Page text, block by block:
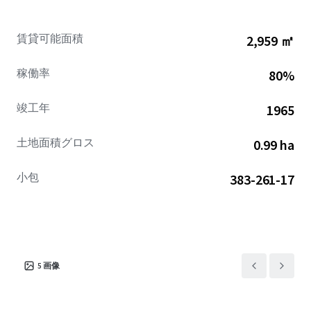
賃貸可能面積 2,959 ㎡
稼働率 80%
竣工年 1965
土地面積グロス 0.99 ha
小包 383-261-17
5 画像